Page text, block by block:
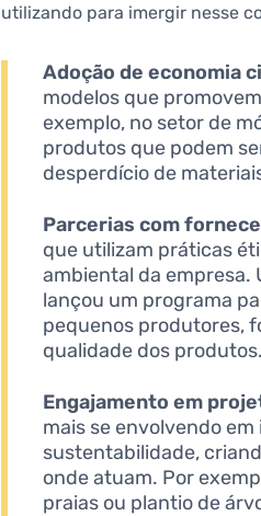
utilizando para imergir nesse
Adoção de economia
modelos que
exemplo, no setor de
produtos que podem
desperdício de
Parcerias com
que utilizam práticas
ambiental da empresa.
lançou um programa
pequenos produtores,
qualidade dos produtos.
Engajamento em
mais se envolvendo
sustentabilidade,
onde atuam. Por
praias ou plantio de